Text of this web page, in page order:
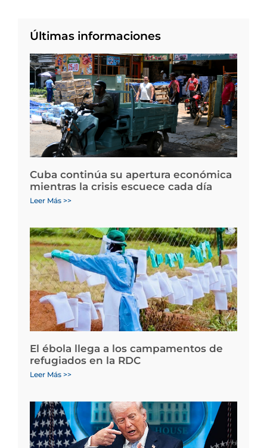
Últimas informaciones
Cuba continúa su apertura económica
mientras la crisis escuece cada día
Leer Más >>
El ébola llega a los campamentos de
refugiados en la RDC
Leer Más >>